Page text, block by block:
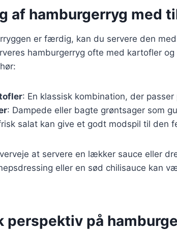
af hamburgerryg med
er færdig, kan du servere den
hamburgerryg ofte med kartofler og
: En klassisk kombination, der
: Dampede eller bagte grøntsager som
salat kan give et godt modspil til den
at servere en lækker sauce eller
eller en sød chilisauce kan
perspektiv på